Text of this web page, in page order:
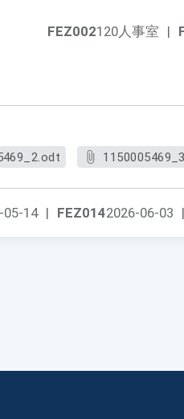
FEZ002120人事室 |
FEZ0142026-06-03 |
05-14 |